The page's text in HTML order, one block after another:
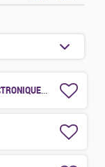
CONDUCTEUR TELECOM - BACHELIER EN ÉLECTRONIQUE JUNIOR (H/F/X)